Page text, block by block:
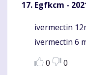
Egfkcm -
Komentaras
ivermectin
ivermectin 6
0
0